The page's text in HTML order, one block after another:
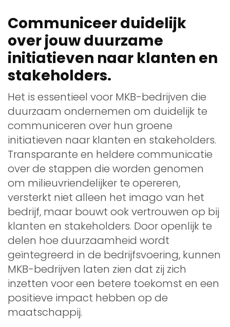
Communiceer duidelijk
over jouw duurzame
initiatieven naar klanten en
stakeholders.
Het is essentieel voor MKB-bedrijven die
duurzaam ondernemen om duidelijk te
communiceren over hun groene
initiatieven naar klanten en stakeholders.
Transparante en heldere communicatie
over de stappen die worden genomen
om milieuvriendelijker te opereren,
versterkt niet alleen het imago van het
bedrijf, maar bouwt ook vertrouwen op bij
klanten en stakeholders. Door openlijk te
delen hoe duurzaamheid wordt
geïntegreerd in de bedrijfsvoering, kunnen
MKB-bedrijven laten zien dat zij zich
inzetten voor een betere toekomst en een
positieve impact hebben op de
maatschappij.